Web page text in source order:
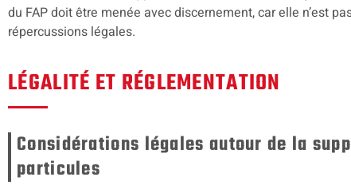
du FAP doit être menée avec discernement, car elle n’est
répercussions légales.
LÉGALITÉ ET RÉGLEMENTATION
Considérations légales autour de la
particules